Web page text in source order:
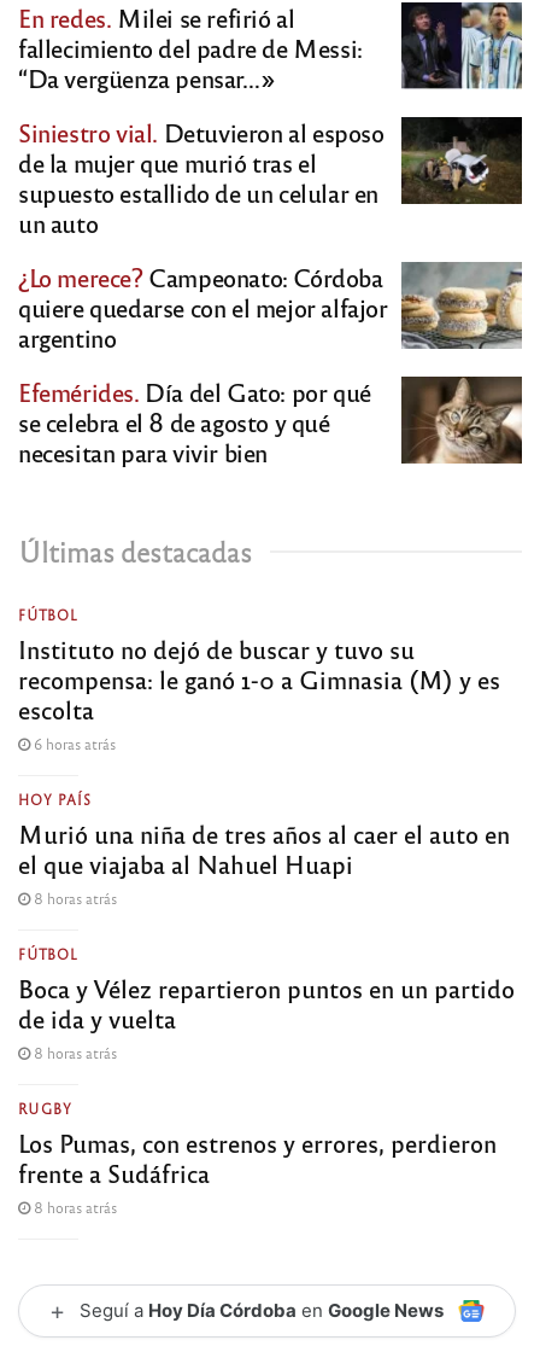
En redes. Milei se refirió al
fallecimiento del padre de Messi:
“Da vergüenza pensar…»
Siniestro vial. Detuvieron al esposo
de la mujer que murió tras el
supuesto estallido de un celular en
un auto
¿Lo merece?Campeonato: Córdoba
quiere quedarse con el mejor alfajor
argentino
Efemérides. Día del Gato: por qué
se celebra el 8 de agosto y qué
necesitan para vivir bien
Últimas destacadas
FÚTBOL
Instituto no dejó de buscar y tuvo su
recompensa: le ganó 1-0 a Gimnasia (M) y es
escolta
6 horas atrás
HOY PAÍS
Murió una niña de tres años al caer el auto en
el que viajaba al Nahuel Huapi
8 horas atrás
FÚTBOL
Boca y Vélez repartieron puntos en un partido
de ida y vuelta
8 horas atrás
RUGBY
Los Pumas, con estrenos y errores, perdieron
frente a Sudáfrica
8 horas atrás
+ Seguí a Hoy Día Córdoba en Google News